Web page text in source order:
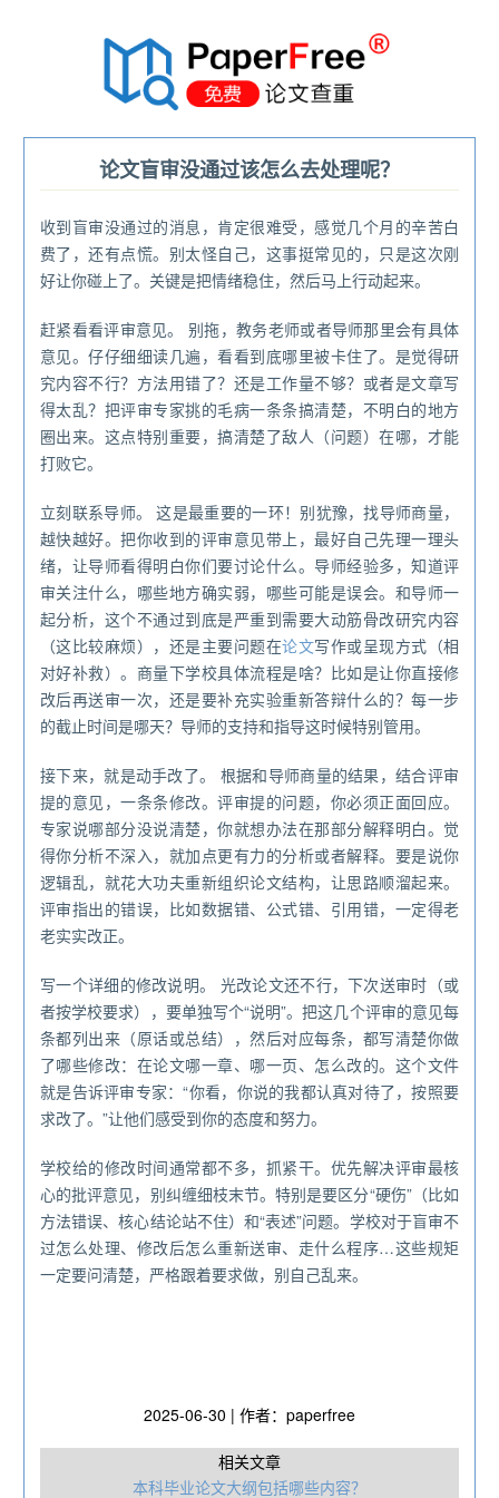
论文盲审没通过该怎么去处理呢？
收到盲审没通过的消息，肯定很难受，感觉几个月的辛苦白
费了，还有点慌。别太怪自己，这事挺常见的，只是这次刚
好让你碰上了。关键是把情绪稳住，然后马上行动起来。
赶紧看看评审意见。 别拖，教务老师或者导师那里会有具体
意见。仔仔细细读几遍，看看到底哪里被卡住了。是觉得研
究内容不行？方法用错了？还是工作量不够？或者是文章写
得太乱？把评审专家挑的毛病一条条搞清楚，不明白的地方
圈出来。这点特别重要，搞清楚了敌人（问题）在哪，才能
打败它。
立刻联系导师。 这是最重要的一环！别犹豫，找导师商量，
越快越好。把你收到的评审意见带上，最好自己先理一理头
绪，让导师看得明白你们要讨论什么。导师经验多，知道评
审关注什么，哪些地方确实弱，哪些可能是误会。和导师一
起分析，这个不通过到底是严重到需要大动筋骨改研究内容
（这比较麻烦），还是主要问题在论文写作或呈现方式（相
对好补救）。商量下学校具体流程是啥？比如是让你直接修
改后再送审一次，还是要补充实验重新答辩什么的？每一步
的截止时间是哪天？导师的支持和指导这时候特别管用。
接下来，就是动手改了。 根据和导师商量的结果，结合评审
提的意见，一条条修改。评审提的问题，你必须正面回应。
专家说哪部分没说清楚，你就想办法在那部分解释明白。觉
得你分析不深入，就加点更有力的分析或者解释。要是说你
逻辑乱，就花大功夫重新组织论文结构，让思路顺溜起来。
评审指出的错误，比如数据错、公式错、引用错，一定得老
老实实改正。
写一个详细的修改说明。 光改论文还不行，下次送审时（或
者按学校要求），要单独写个“说明”。把这几个评审的意见每
条都列出来（原话或总结），然后对应每条，都写清楚你做
了哪些修改：在论文哪一章、哪一页、怎么改的。这个文件
就是告诉评审专家：“你看，你说的我都认真对待了，按照要
求改了。”让他们感受到你的态度和努力。
学校给的修改时间通常都不多，抓紧干。优先解决评审最核
心的批评意见，别纠缠细枝末节。特别是要区分“硬伤”（比如
方法错误、核心结论站不住）和“表述”问题。学校对于盲审不
过怎么处理、修改后怎么重新送审、走什么程序…这些规矩
一定要问清楚，严格跟着要求做，别自己乱来。
2025-06-30 | 作者：paperfree
相关文章
本科毕业论文大纲包括哪些内容？